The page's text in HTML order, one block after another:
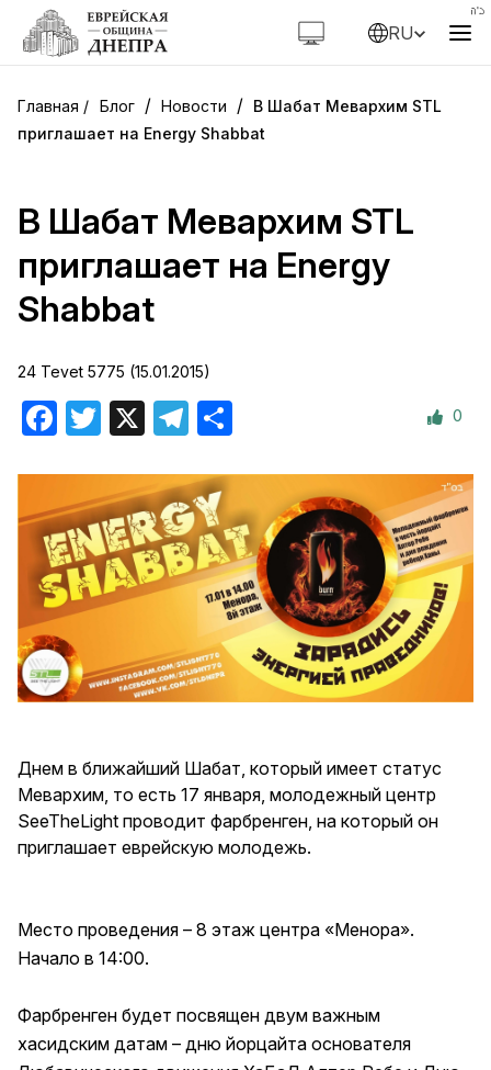
RU
Блог / Новости / В Шабат Мевархим STL
приглашает на Energy Shabbat
В Шабат Мевархим STL
приглашает на Energy
Shabbat
24 Tevet 5775 (15.01.2015)
Facebook
Twitter Telegram 0
Днем в ближайший Шабат, который имеет статус
Мевархим, то есть 17 января, молодежный центр
SeeTheLight проводит фарбренген, на который он
приглашает еврейскую молодежь.
Место проведения – 8 этаж центра «Менора».
Начало в 14:00.
Фарбренген будет посвящен двум важным
хасидским датам – дню йорцайта основателя